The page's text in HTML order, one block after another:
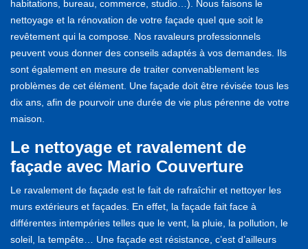
habitations, bureau, commerce, studio…). Nous faisons le
nettoyage et la rénovation de votre façade quel que soit le
revêtement qui la compose. Nos ravaleurs professionnels
peuvent vous donner des conseils adaptés à vos demandes. Ils
sont également en mesure de traiter convenablement les
problèmes de cet élément. Une façade doit être révisée tous les
dix ans, afin de pourvoir une durée de vie plus pérenne de votre
maison.
Le nettoyage et ravalement de
façade avec Mario Couverture
Le ravalement de façade est le fait de rafraîchir et nettoyer les
murs extérieurs et façades. En effet, la façade fait face à
différentes intempéries telles que le vent, la pluie, la pollution, le
soleil, la tempête… Une façade est résistance, c’est d’ailleurs